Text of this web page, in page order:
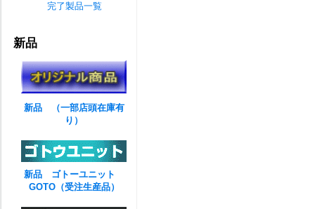
完了製品一覧
新品
新品 （一部店頭在庫有
り）
新品 ゴトーユニット
GOTO（受注生産品）